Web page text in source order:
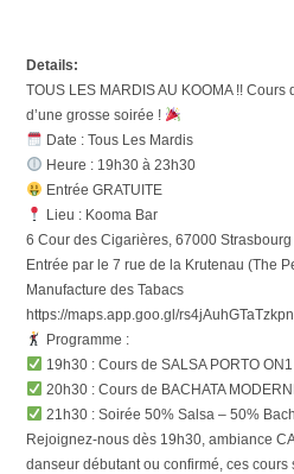
Details:
TOUS LES MARDIS AU KOOMA !! Cours
d’une grosse soirée !
Date : Tous Les Mardis
Heure : 19h30 à 23h30
Entrée GRATUITE
Lieu : Kooma Bar
6 Cour des Cigarières, 67000 Strasbourg
Entrée par le 7 rue de la Krutenau (The
Manufacture des Tabacs
https://maps.app.goo.gl/
Programme :
19h30 : Cours de SALSA PORTO
20h30 : Cours de BACHATA
21h30 : Soirée 50% Salsa – 50%
Rejoignez-nous dès 19h30, ambiance
danseur débutant ou confirmé, ces cours